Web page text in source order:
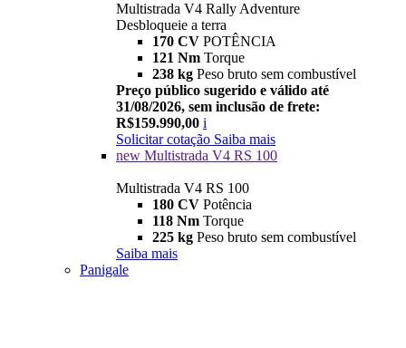
Multistrada V4 Rally Adventure
Desbloqueie a terra
170 CV POTÊNCIA
121 Nm Torque
238 kg Peso bruto sem combustível
Preço público sugerido e válido até
31/08/2026, sem inclusão de frete:
R$159.990,00 i
Solicitar cotação Saiba mais
new Multistrada V4 RS 100
Multistrada V4 RS 100
180 CV Potência
118 Nm Torque
225 kg Peso bruto sem combustível
Saiba mais
Panigale